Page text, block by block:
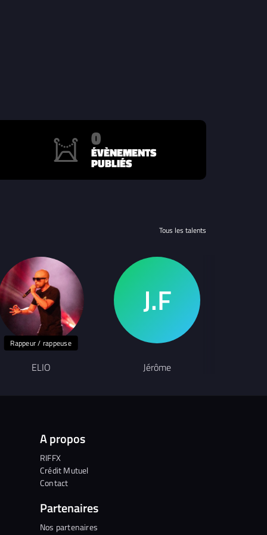
0
ÉVÈNEMENTS
PUBLIÉS
Tous les talents
Rappeur / rappeuse
ELIO Jérôme
A propos
RIFFX
Crédit Mutuel
Contact
Partenaires
Nos partenaires